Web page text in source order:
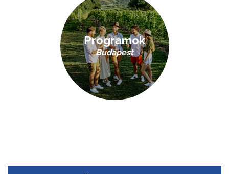
Programok
Budapest